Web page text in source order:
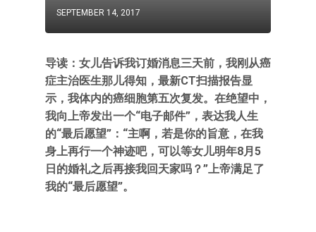
SEPTEMBER 14, 2017
导读：女儿告诉我订婚消息三天前，我刚从癌
症主治医生那儿得知，最新CT扫描报告显
示，我体内的癌细胞第五次复发。在绝望中，
我向上帝发出一个“电子邮件”，表达我人生
的“最后愿望”：“主啊，若是你的旨意，在我
身上再行一个神迹吧，可以等女儿明年8月5
日的婚礼之后再接我回天家吗？”上帝满足了
我的“最后愿望”。